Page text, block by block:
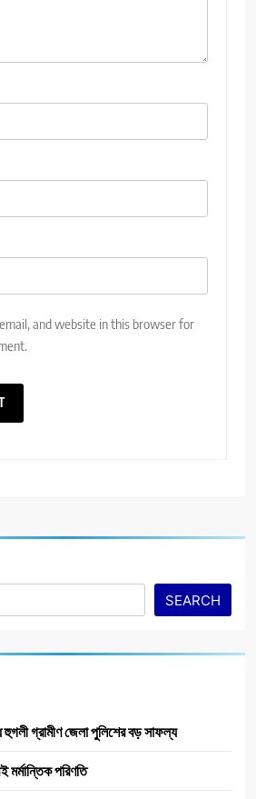
and website in this browser for
SEARCH
হুগলী গ্রামীণ জেলা পুলিশের বড় সাফল্য
পরিণতি